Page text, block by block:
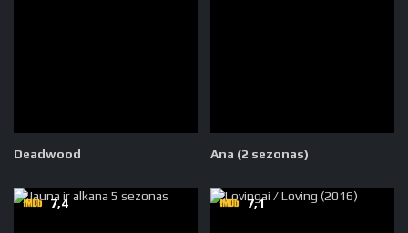
Deadwood Ana (2 sezonas)
7,4 7,1